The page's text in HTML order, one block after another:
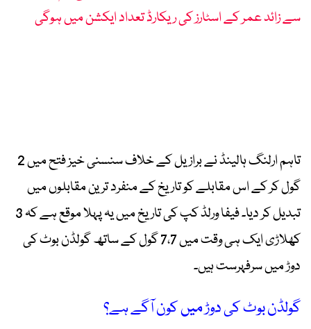
سے زائد عمر کے اسٹارز کی ریکارڈ تعداد ایکشن میں ہوگی
تاہم ارلنگ ہالینڈ نے برازیل کے خلاف سنسنی خیز فتح میں 2
گول کر کے اس مقابلے کو تاریخ کے منفرد ترین مقابلوں میں
تبدیل کر دیا۔ فیفا ورلڈ کپ کی تاریخ میں یہ پہلا موقع ہے کہ 3
کھلاڑی ایک ہی وقت میں 7،7 گول کے ساتھ گولڈن بوٹ کی
دوڑ میں سرفہرست ہیں۔
گولڈن بوٹ کی دوڑ میں کون آگے ہے؟